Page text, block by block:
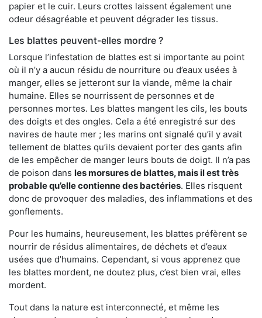
papier et le cuir. Leurs crottes laissent également une
odeur désagréable et peuvent dégrader les tissus.
Les blattes peuvent-elles mordre ?
Lorsque l’infestation de blattes est si importante au point
où il n’y a aucun résidu de nourriture ou d’eaux usées à
manger, elles se jetteront sur la viande, même la chair
humaine. Elles se nourrissent de personnes et de
personnes mortes. Les blattes mangent les cils, les bouts
des doigts et des ongles. Cela a été enregistré sur des
navires de haute mer ; les marins ont signalé qu’il y avait
tellement de blattes qu’ils devaient porter des gants afin
de les empêcher de manger leurs bouts de doigt. Il n’a pas
de poison dans les morsures de blattes, mais il est très
probable qu’elle contienne des bactéries. Elles risquent
donc de provoquer des maladies, des inflammations et des
gonflements.
Pour les humains, heureusement, les blattes préfèrent se
nourrir de résidus alimentaires, de déchets et d’eaux
usées que d’humains. Cependant, si vous apprenez que
les blattes mordent, ne doutez plus, c’est bien vrai, elles
mordent.
Tout dans la nature est interconnecté, et même les